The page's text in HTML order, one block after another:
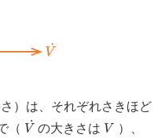
）は、それぞれさきほど
（ ˙
V
V˙
の大きさは V
V ）、